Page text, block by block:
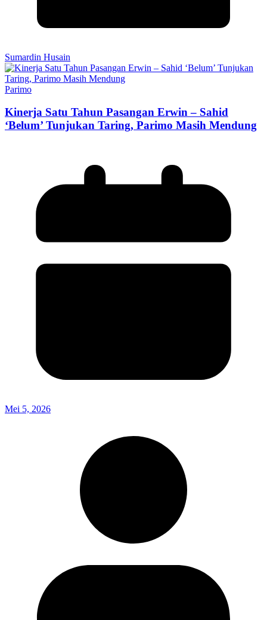
Sumardin Husain
Parimo
Kinerja Satu Tahun Pasangan Erwin – Sahid
‘Belum’ Tunjukan Taring, Parimo Masih Mendung
Mei 5, 2026